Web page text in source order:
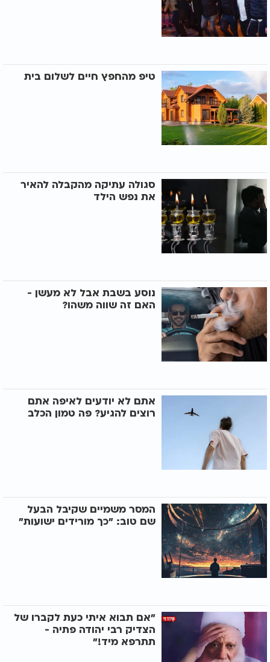
טיפ מהחפץ חיים לשלום בית
סגולה עתיקה מהקבלה להאיר
את נפש הילד
נוסע בשבת אבל לא מעשן -
האם זה שווה משהו?
אתם לא יודעים לאיפה אתם
רוצים להגיע? פה טמון הכלב
המסר משמיים שקיבל הבעל
שם טוב: "כך מורידים ישועות"
"אם תבוא איתי כעת לקברו של
הצדיק רבי יהודה פתיה -
תתרפא מיד!"